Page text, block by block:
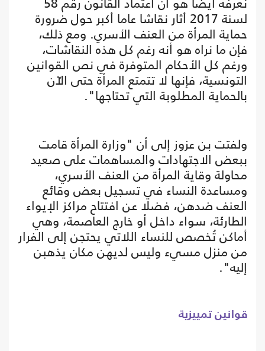
لسنة 2017 أثار نقاشا عاما أكبر حول ضرورة
حماية المرأة من العنف الأسري. ومع ذلك،
فإن ما نراه هو أنه رغم كل هذه النقاشات،
ورغم كل الأحكام المتوفرة في نص القوانين
التونسية، فإنها لا تتمتع المرأة حتى الآن
بالحماية المطلوبة التي تحتاجها".
ولفتت بن عزوز إلى أن "وزارة المرأة قامت
ببعض الاجتهادات والمساهمات على صعيد
محاولة وقاية المرأة من العنف الأسري،
ومساعدة النساء في تسجيل بعض وقائع
العنف ضدهن، فضلا عن افتتاح مراكز الإيواء
الطارئة، سواء داخل أو خارج العاصمة، وهي
أماكن تُخصص للنساء اللاتي يحتجن إلى الفرار
من منزل مسيء وليس لديهن مكان يذهبن
إليه".
قوانين تمييزية